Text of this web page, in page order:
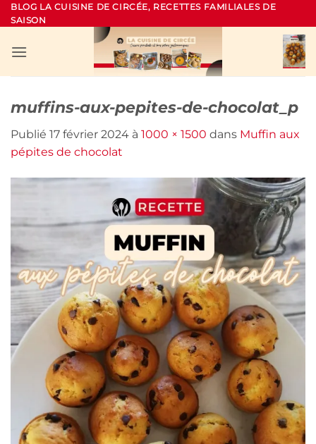
Passer
au
BLOG LA CUISINE DE CIRCÉE, RECETTES FAMILIALES DE
SAISON
muffins-aux-pepites-de-chocolat_p
Publié 17 février 2024 à 1000 × 1500 dans Muffin aux
pépites de chocolat